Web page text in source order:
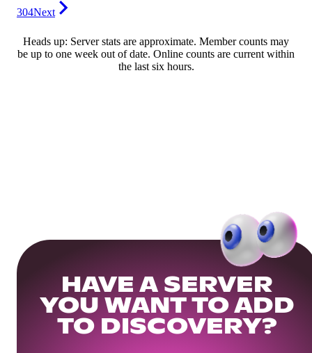
304Next
Heads up: Server stats are approximate. Member counts may
be up to one week out of date. Online counts are current within
the last six hours.
HAVE A SERVER
YOU WANT TO ADD
TO DISCOVERY?